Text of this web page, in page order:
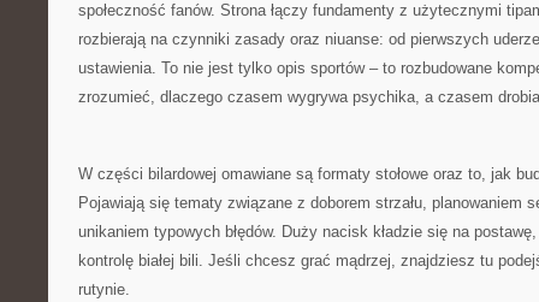
społeczność fanów. Strona łączy fundamenty z użytecznymi
rozbierają na czynniki zasady oraz niuanse: od pierwszych
ustawienia. To nie jest tylko opis sportów – to rozbudowane
zrozumieć, dlaczego czasem wygrywa psychika, a czasem
W części bilardowej omawiane są formaty stołowe oraz to, jak
Pojawiają się tematy związane z doborem strzału, planowaniem
unikaniem typowych błędów. Duży nacisk kładzie się na
kontrolę białej bili. Jeśli chcesz grać mądrzej, znajdziesz tu
rutynie.